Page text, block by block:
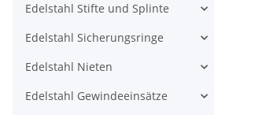
Edelstahl Stifte und Splinte
Edelstahl Sicherungsringe
Edelstahl Nieten
Edelstahl Gewindeeinsätze